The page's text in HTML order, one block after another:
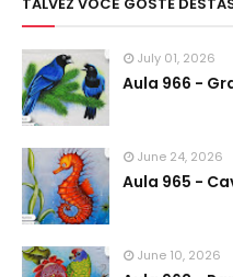
July 01, 2026
Aula 966 -
June 24, 2026
Aula 965 -
June 10, 2026